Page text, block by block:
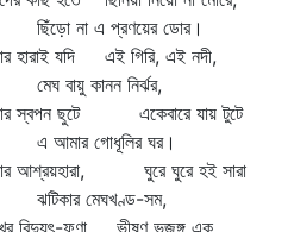
না এ প্রণয়ের ডোর।
হারাই যদি এই গিরি, এই নদী,
বায়ু কানন নির্ঝর,
স্বপন ছুটে একেবারে যায় টুটে
আমার গোধূলির ঘর।
আশ্রয়হারা, ঘুরে ঘুরে হই সারা
মেঘখণ্ড-সম,
বিদ্যুৎ-ফণা ভীষণ ভুজঙ্গ এক